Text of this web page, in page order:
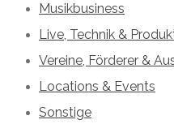
Musikbusiness
Live, Technik &
Vereine, Förderer &
Locations & Events
Sonstige